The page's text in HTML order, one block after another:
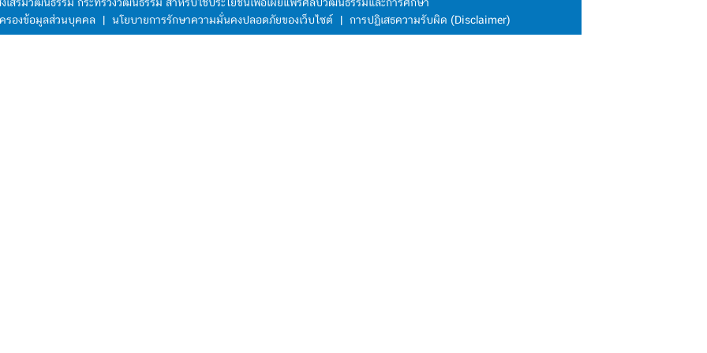
รองข้อมูลส่วนบุคคล
| นโยบายการรักษาความมั่นคงปลอดภัยของเว็บไซต์ | การปฏิเสธความรับผิด (Disclaimer)